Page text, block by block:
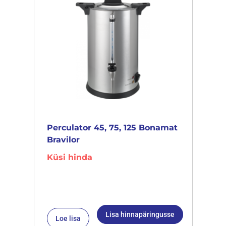
Perculator 45, 75, 125 Bonamat
Bravilor
Küsi hinda
Loe lisa Lisa hinnapäringusse